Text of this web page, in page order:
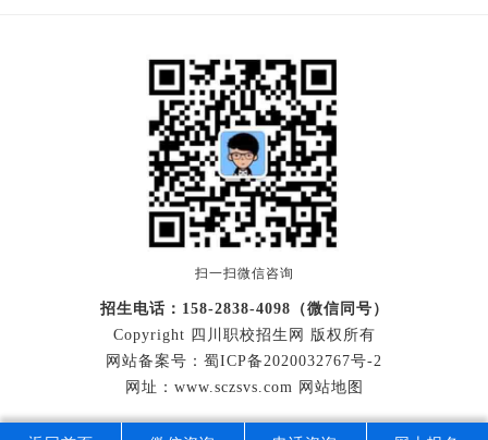
扫一扫微信咨询
招生电话：158-2838-4098（微信同号）
Copyright 四川职校招生网 版权所有
网站备案号： 蜀ICP备2020032767号-2
网址：www.sczsvs.com 网站地图